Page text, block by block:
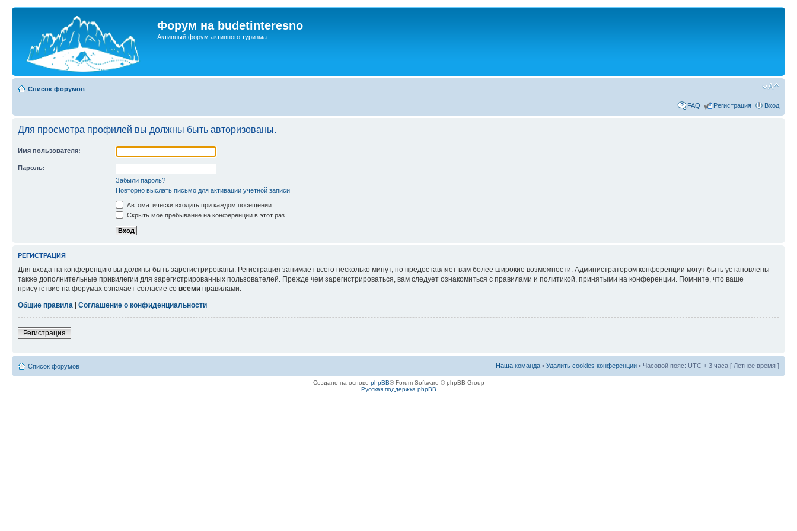
Форум на budetinteresno
Активный форум активного туризма
Список форумов
FAQ Регистрация Вход
Для просмотра профилей вы должны быть авторизованы.
Имя пользователя:
Пароль:
Забыли пароль?
Повторно выслать письмо для активации учётной записи
Автоматически входить при каждом посещении
Скрыть моё пребывание на конференции в этот раз
РЕГИСТРАЦИЯ
Для входа на конференцию вы должны быть зарегистрированы. Регистрация занимает всего несколько минут, но предоставляет вам более широкие возможности. Администратором конференции могут быть установлены
также дополнительные привилегии для зарегистрированных пользователей. Прежде чем зарегистрироваться, вам следует ознакомиться с правилами и политикой, принятыми на конференции. Помните, что ваше
присутствие на форумах означает согласие со всеми правилами.
Общие правила | Соглашение о конфиденциальности
Регистрация
Список форумов Наша команда • Удалить cookies конференции • Часовой пояс: UTC + 3 часа [ Летнее время ]
Создано на основе phpBB® Forum Software © phpBB Group
Русская поддержка phpBB